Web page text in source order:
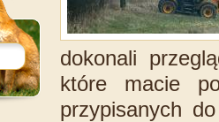
dokonali
które macie
przypisanych